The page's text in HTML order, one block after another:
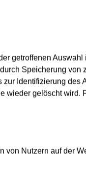
digital.
Dokumente im
dass pro
erforderlich und bitte
Verwendung
getroffenen
Speicherung
Identifizierung
wieder gelöscht wird.
von Nutzern auf der